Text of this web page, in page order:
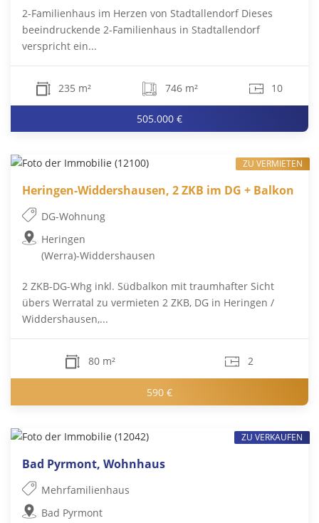
2-Familienhaus im Herzen von Stadtallendorf Dieses
beeindruckende 2-Familienhaus in Stadtallendorf
verspricht ein...
235 m² 746 m² 10
505.000 €
Heringen-Widdershausen, 2 ZKB im DG + Balkon
DG-Wohnung
Heringen
(Werra)-Widdershausen
2 ZKB-DG-Whg inkl. Südbalkon mit traumhafter Sicht
übers Werratal zu vermieten 2 ZKB, DG in Heringen /
Widdershausen,...
80 m² 2
590 €
ZU VERMIETEN
Bad Pyrmont, Wohnhaus
Mehrfamilienhaus
Bad Pyrmont
ZU VERKAUFEN